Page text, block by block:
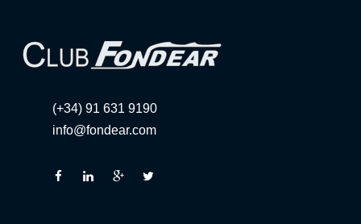
(+34) 91 631 9190
info@fondear.com